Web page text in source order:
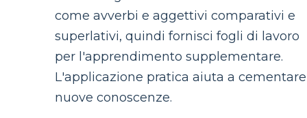
come avverbi e aggettivi comparativi e
superlativi, quindi fornisci fogli di lavoro
per l'apprendimento supplementare.
L'applicazione pratica aiuta a cementare
nuove conoscenze.